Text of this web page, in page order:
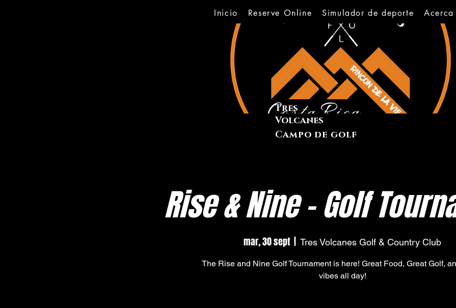
Inicio Reserve Online Simulador de deporte Acerca
Tres
Volcanes
Campo de golf
Rise & Nine - Golf
mar, 30 sept
  |
Tres Volcanes Golf & Country Club
The Rise and Nine Golf Tournament is here! Great Food, Great Golf,
vibes all day!